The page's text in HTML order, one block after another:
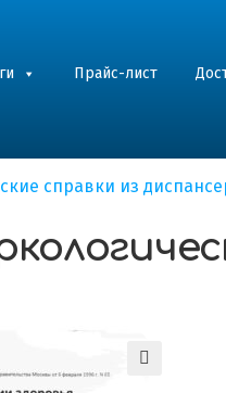
Прайс-лист
справки из